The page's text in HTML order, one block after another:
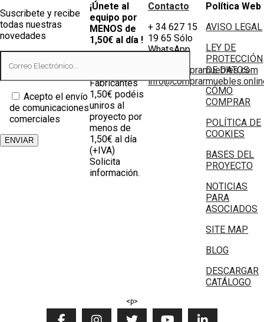
Suscribete y recibe
todas nuestras
novedades
Acepto el envío
de comunicaciones
comerciales
¡Únete al
equipo por
MENOS de
1,50€ al día !
Fabricantes
1,50€ podéis
uniros al
proyecto por
menos de
1,50€ al día
(+IVA)
Solicita
información.
Contacto
+ 34 627 15
19 65 Sólo
WhatsApp
info@compramuebles.com
Política Web
AVISO LEGAL
LEY DE
PROTECCIÓN
DE DATOS
CÓMO
COMPRAR
POLÍTICA DE
COOKIES
BASES DEL
PROYECTO
NOTICIAS
PARA
ASOCIADOS
SITE MAP
BLOG
DESCARGAR
CATÁLOGO
<p>